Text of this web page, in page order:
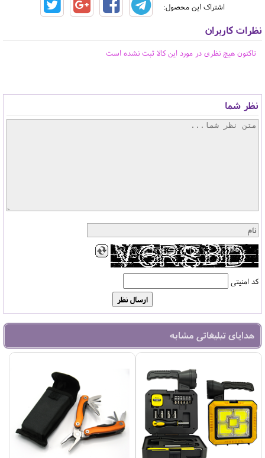
اشتراک این محصول:
نظرات کاربران
تاکنون هیچ نظری در مورد این کالا ثبت نشده است
نظر شما
کد امنیتی
هدایای تبلیغاتی مشابه